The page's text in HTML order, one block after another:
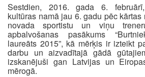
Sestdien, 2016. gada 6.
kultūras namā jau 6. gadu pēc
novada sportistu un viņu
apbalvošanas pasākums
laureāts 2015”, kā mērķis ir izteikt
darbu un aizvadītajā gādā
izskanējuši gan Latvijas un
mērogā.